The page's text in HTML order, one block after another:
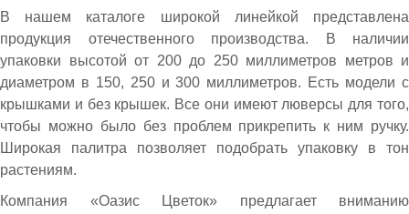
В нашем каталоге широкой линейкой представлена
продукция отечественного производства. В наличии
упаковки высотой от 200 до 250 миллиметров метров и
диаметром в 150, 250 и 300 миллиметров. Есть модели с
крышками и без крышек. Все они имеют люверсы для того,
чтобы можно было без проблем прикрепить к ним ручку.
Широкая палитра позволяет подобрать упаковку в тон
растениям.
Компания «Оазис Цветок» предлагает вниманию